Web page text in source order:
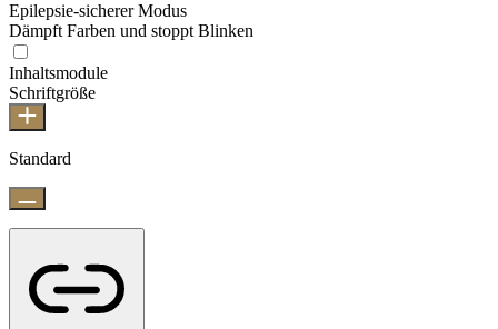
Epilepsie-sicherer Modus
Dämpft Farben und stoppt Blinken
Inhaltsmodule
Schriftgröße
Standard